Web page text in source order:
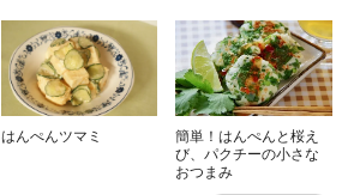
はんぺんツマミ
簡単！はんぺんと桜え
び、パクチーの小さな
おつまみ